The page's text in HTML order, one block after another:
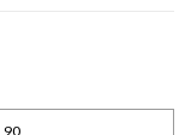
máximo